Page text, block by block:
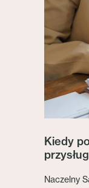
Kiedy
Naczelny